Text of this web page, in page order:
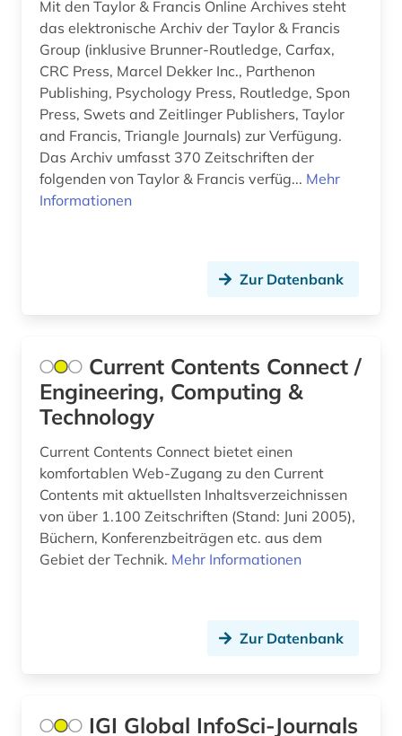
management (3)
marketing (1)
maschinenbau (6)
massive open online course (1)
materialwissenschaft (1)
meßtechnik (2)
nachrichtentechnik (3)
naturwissenschaften (6)
netzwerke (2)
neue medien (1)
pharmazie (1)
Mit den Taylor & Francis Online Archives steht
das elektronische Archiv der Taylor & Francis
Group (inklusive Brunner-Routledge, Carfax,
CRC Press, Marcel Dekker Inc., Parthenon
Publishing, Psychology Press, Routledge, Spon
Press, Swets and Zeitlinger Publishers, Taylor
and Francis, Triangle Journals) zur Verfügung.
Das Archiv umfasst 370 Zeitschriften der
folgenden von Taylor & Francis verfüg... Mehr
Informationen
Zur Datenbank
Current Contents Connect /
Engineering, Computing &
Technology
Current Contents Connect bietet einen
komfortablen Web-Zugang zu den Current
Contents mit aktuellsten Inhaltsverzeichnissen
von über 1.100 Zeitschriften (Stand: Juni 2005),
Büchern, Konferenzbeiträgen etc. aus dem
Gebiet der Technik. Mehr Informationen
Zur Datenbank
IGI Global InfoSci-Journals